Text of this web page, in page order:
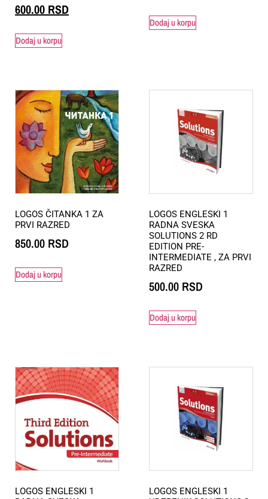
600.00 RSD
Dodaj u korpu
Dodaj u korpu
LOGOS ČITANKA 1 ZA
PRVI RAZRED
850.00 RSD
Dodaj u korpu
LOGOS ENGLESKI 1
RADNA SVESKA
SOLUTIONS 2 RD
EDITION PRE-
INTERMEDIATE , ZA PRVI
RAZRED
500.00 RSD
Dodaj u korpu
LOGOS ENGLESKI 1
LOGOS ENGLESKI 1